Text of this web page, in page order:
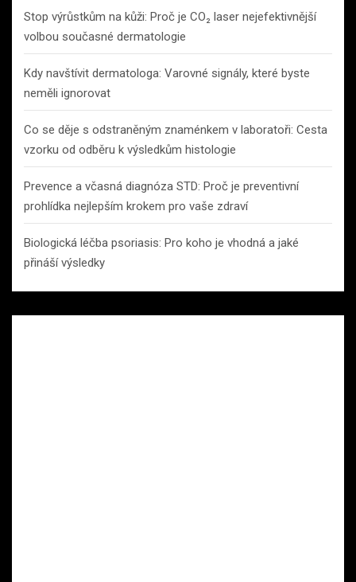
Stop výrůstkům na kůži: Proč je CO₂ laser nejefektivnější
volbou současné dermatologie
Kdy navštívit dermatologa: Varovné signály, které byste
neměli ignorovat
Co se děje s odstraněným znaménkem v laboratoři: Cesta
vzorku od odběru k výsledkům histologie
Prevence a včasná diagnóza STD: Proč je preventivní
prohlídka nejlepším krokem pro vaše zdraví
Biologická léčba psoriasis: Pro koho je vhodná a jaké
přináší výsledky